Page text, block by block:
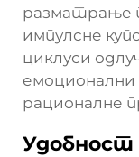
разматрање
импулсне
циклуси
емоционални
рационалне
Удобност